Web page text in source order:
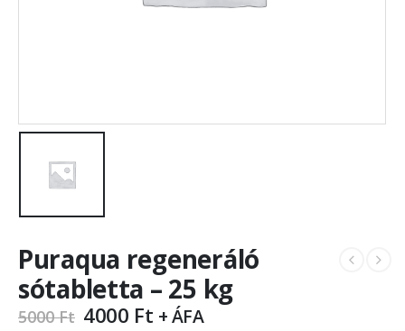
Puraqua regeneráló
sótabletta – 25 kg
5000Ft 4000 Ft + ÁFA